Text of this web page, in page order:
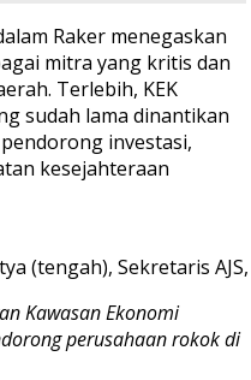
Raker menegaskan
mitra yang kritis dan
Terlebih, KEK
sudah lama dinantikan
investasi,
kesejahteraan
(tengah), Sekretaris
Kawasan Ekonomi
perusahaan rokok di